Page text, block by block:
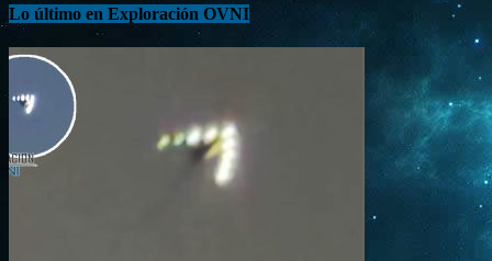
Lo último en Exploración OVNI